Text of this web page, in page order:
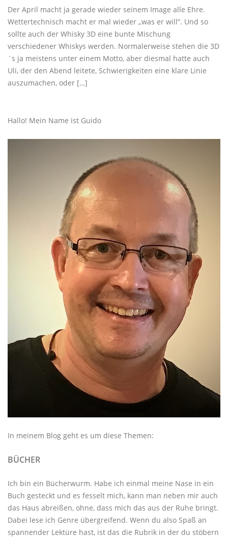
Der April macht ja gerade wieder seinem Image alle Ehre.
Wettertechnisch macht er mal wieder „was er will“. Und so
sollte auch der Whisky 3D eine bunte Mischung
verschiedener Whiskys werden. Normalerweise stehen die 3D
´s ja meistens unter einem Motto, aber diesmal hatte auch
Uli, der den Abend leitete, Schwierigkeiten eine klare Linie
auszumachen, oder […]
Hallo! Mein Name ist Guido
In meinem Blog geht es um diese Themen:
BÜCHER
Ich bin ein Bücherwurm. Habe ich einmal meine Nase in ein
Buch gesteckt und es fesselt mich, kann man neben mir auch
das Haus abreißen, ohne, dass mich das aus der Ruhe bringt.
Dabei lese ich Genre übergreifend. Wenn du also Spaß an
spannender Lektüre hast, ist das die Rubrik in der du stöbern